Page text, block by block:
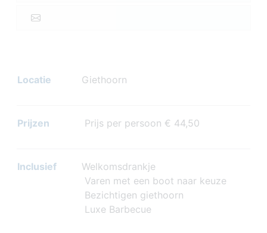
Locatie Giethoorn
Prijzen Prijs per persoon € 44,50
Inclusief
Welkomsdrankje
Varen met een boot naar keuze
Bezichtigen giethoorn
Luxe Barbecue